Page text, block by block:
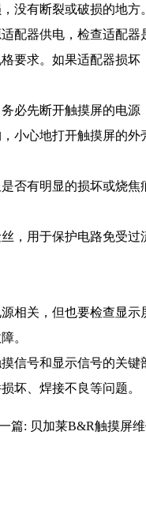
没有断裂或破损的地方
配器供电，检查适配
要求。如果适配器损坏
必先断开触摸屏的电源
小心地打开触摸屏的
否有明显的损坏或烧
，用于保护电路免受
相关，但也要检查显
。
信号和显示信号的关键
坏、焊接不良等问题。
篇: 贝加莱B&R触摸屏